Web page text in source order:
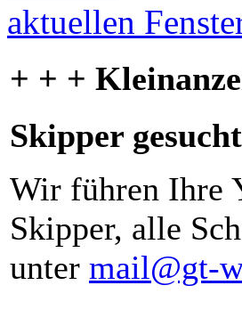
+ + +
Skipper
Wir führen Ihre
Skipper, alle
unter mail@gt-